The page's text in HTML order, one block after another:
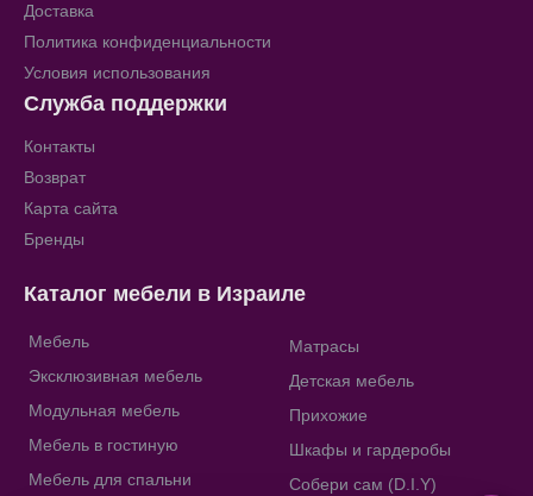
Доставка
Политика конфиденциальности
Условия использования
Служба поддержки
Контакты
Возврат
Карта сайта
Бренды
Каталог мебели в Израиле
Мебель
Эксклюзивная мебель
Модульная мебель
Мебель в гостиную
Мебель для спальни
Матрасы
Детская мебель
Прихожие
Шкафы и гардеробы
Собери сам (D.I.Y)